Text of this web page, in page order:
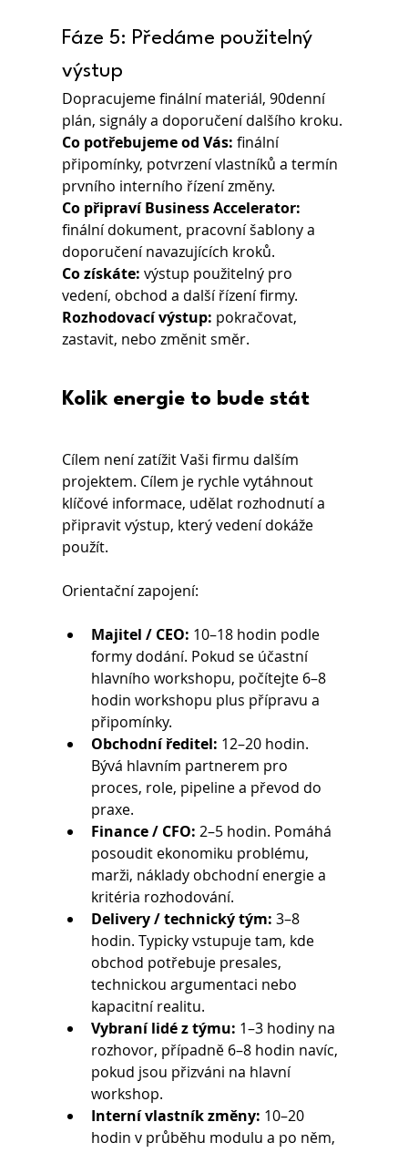
Fáze 5: Předáme použitelný
výstup
Dopracujeme finální materiál, 90denní
plán, signály a doporučení dalšího kroku.
Co potřebujeme od Vás: finální
připomínky, potvrzení vlastníků a termín
prvního interního řízení změny.
Co připraví Business Accelerator:
finální dokument, pracovní šablony a
doporučení navazujících kroků.
Co získáte: výstup použitelný pro
vedení, obchod a další řízení firmy.
Rozhodovací výstup: pokračovat,
zastavit, nebo změnit směr.
Kolik energie to bude stát
Cílem není zatížit Vaši firmu dalším
projektem. Cílem je rychle vytáhnout
klíčové informace, udělat rozhodnutí a
připravit výstup, který vedení dokáže
použít.
Orientační zapojení:
Majitel / CEO: 10–18 hodin podle
formy dodání. Pokud se účastní
hlavního workshopu, počítejte 6–8
hodin workshopu plus přípravu a
připomínky.
Obchodní ředitel: 12–20 hodin.
Bývá hlavním partnerem pro
proces, role, pipeline a převod do
praxe.
Finance / CFO: 2–5 hodin. Pomáhá
posoudit ekonomiku problému,
marži, náklady obchodní energie a
kritéria rozhodování.
Delivery / technický tým: 3–8
hodin. Typicky vstupuje tam, kde
obchod potřebuje presales,
technickou argumentaci nebo
kapacitní realitu.
Vybraní lidé z týmu: 1–3 hodiny na
rozhovor, případně 6–8 hodin navíc,
pokud jsou přizváni na hlavní
workshop.
Interní vlastník změny: 10–20
hodin v průběhu modulu a po něm,